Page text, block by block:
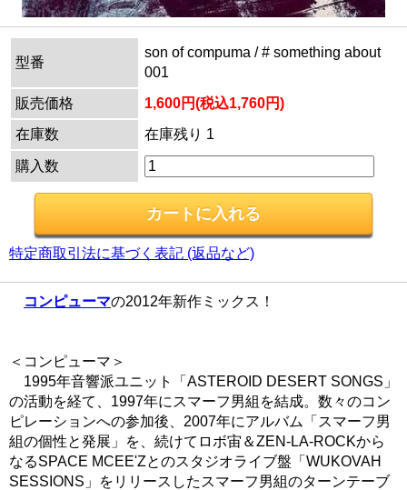
型番
son of compuma / # something about
001
販売価格
1,600円(税込1,760円)
在庫数
在庫残り 1
購入数
特定商取引法に基づく表記 (返品など)
コンピューマの2012年新作ミックス！
＜コンピューマ＞
1995年音響派ユニット「ASTEROID DESERT SONGS」
の活動を経て、1997年にスマーフ男組を結成。数々のコン
ピレーションへの参加後、2007年にアルバム「スマーフ男
組の個性と発展」を、続けてロボ宙＆ZEN-LA-ROCKから
なるSPACE MCEE'Zとのスタジオライブ盤「WUKOVAH
SESSIONS」をリリースしたスマーフ男組のターンテーブ